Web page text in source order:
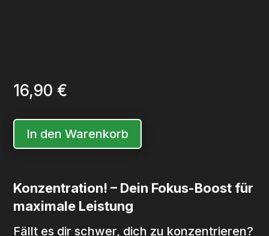
16,90€
In den Warenkorb
Konzentration! – Dein Fokus-Boost für
maximale Leistung
Fällt es dir schwer, dich zu konzentrieren?